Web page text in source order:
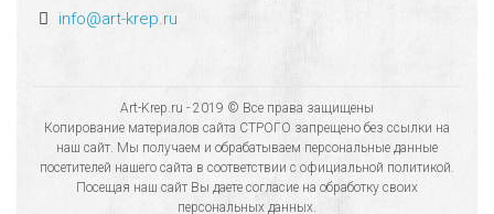
info@art-krep.ru
Art-Krep.ru - 2019 © Все права защищены
Копирование материалов сайта СТРОГО запрещено без ссылки на
наш сайт. Мы получаем и обрабатываем персональные данные
посетителей нашего сайта в соответствии с официальной политикой.
Посещая наш сайт Вы даете согласие на обработку своих
персональных данных.